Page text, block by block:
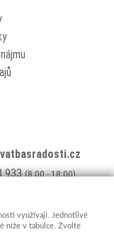
933(8:00 - 18:00)
využívají. Jednotlivé
níže v tabulce. Zvolte